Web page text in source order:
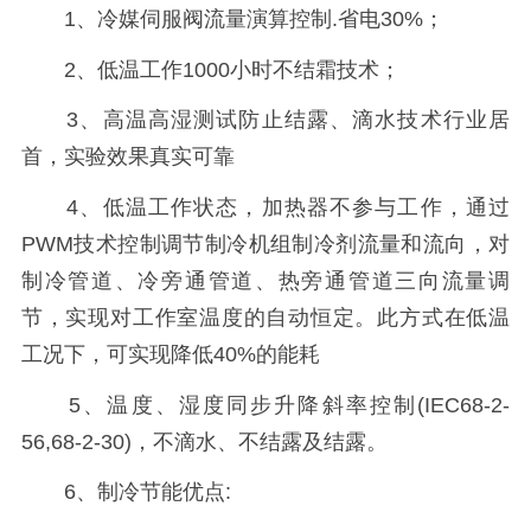
1、冷媒伺服阀流量演算控制.省电30%；
2、低温工作1000小时不结霜技术；
3、高温高湿测试防止结露、滴水技术行业居
首，实验效果真实可靠
4、低温工作状态，加热器不参与工作，通过
PWM技术控制调节制冷机组制冷剂流量和流向，对
制冷管道、冷旁通管道、热旁通管道三向流量调
节，实现对工作室温度的自动恒定。此方式在低温
工况下，可实现降低40%的能耗
5、温度、湿度同步升降斜率控制(IEC68-2-
56,68-2-30)，不滴水、不结露及结露。
6、制冷节能优点: